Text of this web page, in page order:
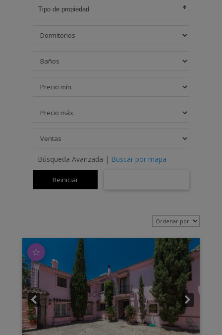
Tipo de propiedad
Búsqueda Avanzada | Buscar por mapa
☆